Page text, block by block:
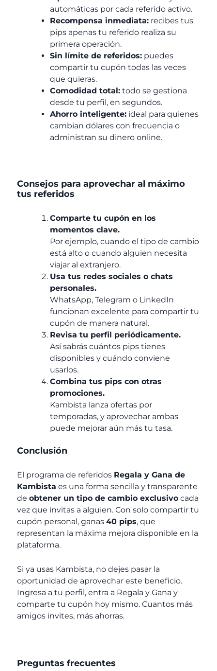
automáticas por cada referido activo.
Recompensa inmediata: recibes tus
pips apenas tu referido realiza su
primera operación.
Sin límite de referidos: puedes
compartir tu cupón todas las veces
que quieras.
Comodidad total: todo se gestiona
desde tu perfil, en segundos.
Ahorro inteligente: ideal para quienes
cambian dólares con frecuencia o
administran su dinero online.
Consejos para aprovechar al máximo
tus referidos
Comparte tu cupón en los
momentos clave.
Por ejemplo, cuando el tipo de cambio
está alto o cuando alguien necesita
viajar al extranjero.
Usa tus redes sociales o chats
personales.
WhatsApp, Telegram o LinkedIn
funcionan excelente para compartir tu
cupón de manera natural.
Revisa tu perfil periódicamente.
Así sabrás cuántos pips tienes
disponibles y cuándo conviene
usarlos.
Combina tus pips con otras
promociones.
Kambista lanza ofertas por
temporadas, y aprovechar ambas
puede mejorar aún más tu tasa.
Conclusión
El programa de referidos Regala y Gana de
Kambista es una forma sencilla y transparente
de obtener un tipo de cambio exclusivo cada
vez que invitas a alguien. Con solo compartir tu
cupón personal, ganas 40 pips, que
representan la máxima mejora disponible en la
plataforma.
Si ya usas Kambista, no dejes pasar la
oportunidad de aprovechar este beneficio.
Ingresa a tu perfil, entra a Regala y Gana y
comparte tu cupón hoy mismo. Cuantos más
amigos invites, más ahorras.
Preguntas frecuentes